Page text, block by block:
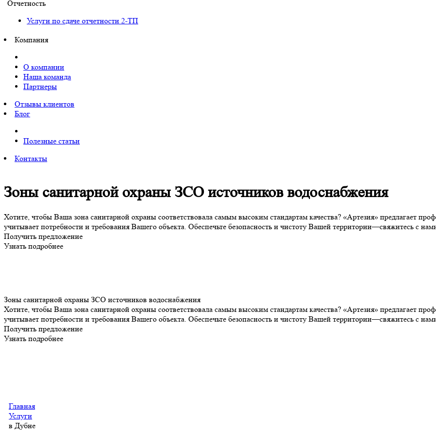
Отчетность
Услуги по сдаче отчетности 2-ТП
Компания
О компании
Наша команда
Партнеры
Отзывы клиентов
Блог
Полезные статьи
Контакты
Зоны санитарной охраны ЗСО источников водоснабжения
Хотите, чтобы Ваша зона санитарной охраны соответствовала самым высоким стандартам качества? «Артезия» предлагает
учитывает потребности и требования Вашего объекта. Обеспечьте безопасность и чистоту Вашей территории—свяжитесь с
Получить предложение
Узнать подробнее
Зоны санитарной охраны ЗСО источников водоснабжения
Хотите, чтобы Ваша зона санитарной охраны соответствовала самым высоким стандартам качества? «Артезия» предлагает
учитывает потребности и требования Вашего объекта. Обеспечьте безопасность и чистоту Вашей территории—свяжитесь с
Получить предложение
Узнать подробнее
Главная
Услуги
в Дубне